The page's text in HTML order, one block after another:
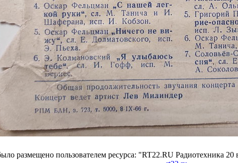
размещено пользователем ресурса: "RT22.RU Радиотехника